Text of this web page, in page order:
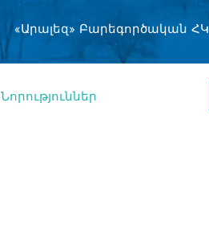
«Արալեզ» Բարեգործական ՀԿ
Նորություններ